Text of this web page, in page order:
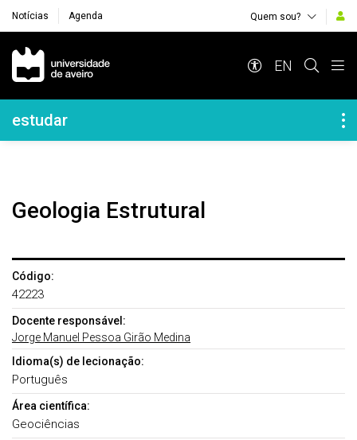
Notícias Agenda Quem sou?
Navegação Principal
EN
Navegação Lateral
estudar
Geologia Estrutural
Código:
42223
Docente responsável:
Jorge Manuel Pessoa Girão Medina
Idioma(s) de lecionação:
Português
Área científica:
Geociências